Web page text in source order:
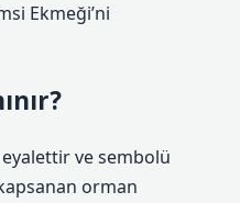
Ekmeği’ni
ve sembolü
orman